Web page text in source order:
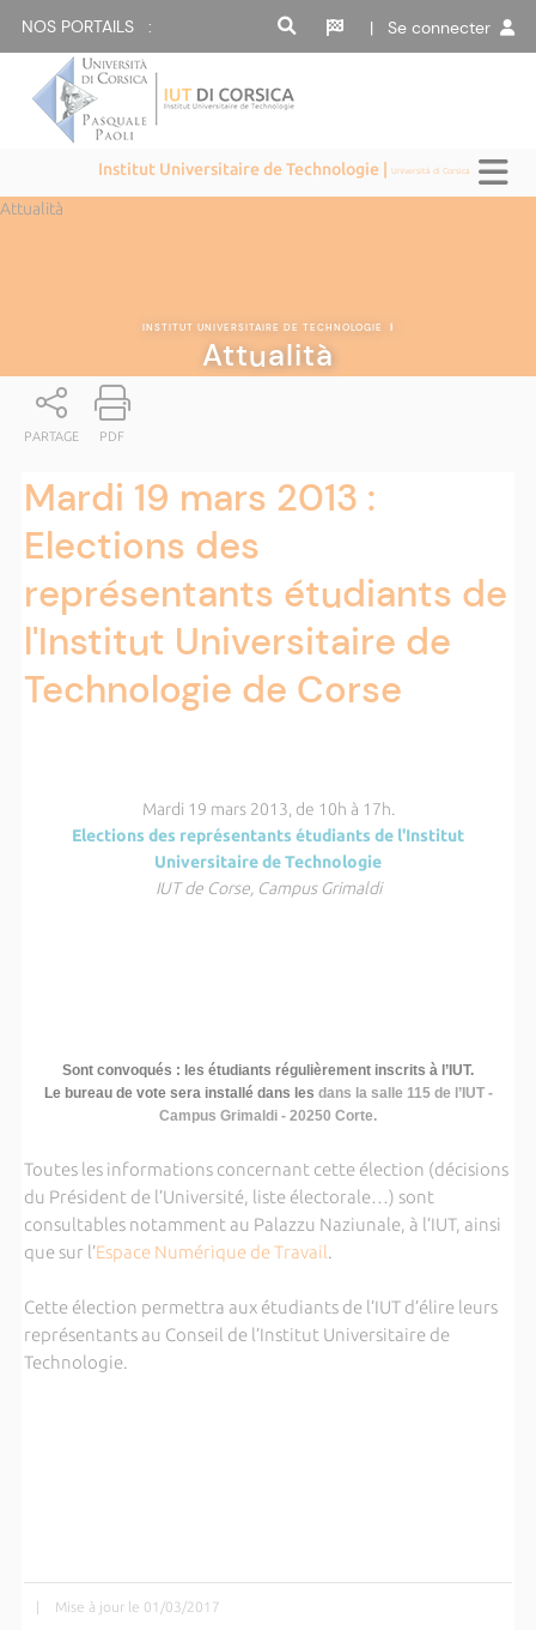
NOS PORTAILS : | Se connecter
Institut Universitaire de Technologie |Università di Corsica
Attualità
INSTITUT UNIVERSITAIRE DE TECHNOLOGIE |
Attualità
PARTAGE PDF
Mardi 19 mars 2013 :
Elections des
représentants étudiants de
l'Institut Universitaire de
Technologie de Corse
Mardi 19 mars 2013, de 10h à 17h.
Elections des représentants étudiants de l'Institut
Universitaire de Technologie
IUT de Corse, Campus Grimaldi
Sont convoqués : les étudiants régulièrement inscrits à l’IUT.
Le bureau de vote sera installé dans les dans la salle 115 de l’IUT -
Campus Grimaldi - 20250 Corte.
Toutes les informations concernant cette élection (décisions
du Président de l’Université, liste électorale…) sont
consultables notamment au Palazzu Naziunale, à l’IUT, ainsi
que sur l’Espace Numérique de Travail.
Cette élection permettra aux étudiants de l’IUT d’élire leurs
représentants au Conseil de l’Institut Universitaire de
Technologie.
| Mise à jour le 01/03/2017